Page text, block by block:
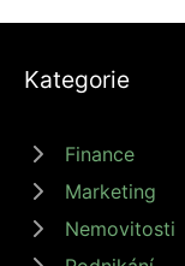
Kategorie
Finance
Marketing
Nemovitosti